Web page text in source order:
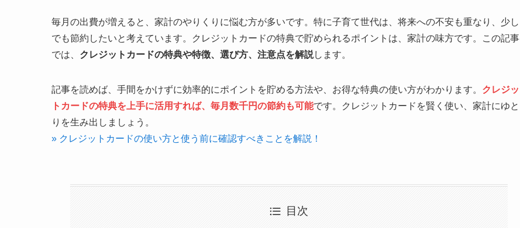
毎月の出費が増えると、家計のやりくりに悩む方が多いです。特に子育て世代は、将来への不安も重なり、少し
でも節約したいと考えています。クレジットカードの特典で貯められるポイントは、家計の味方です。この記事
では、 クレジットカードの特典や特徴、選び方、注意点を解説します。
記事を読めば、手間をかけずに効率的にポイントを貯める方法や、お得な特典の使い方がわかります。 クレジッ
トカードの特典を上手に活用すれば、毎月数千円の節約も可能です。クレジットカードを賢く使い、家計にゆと
りを生み出しましょう。
» クレジットカードの使い方と使う前に確認すべきことを解説！
目次